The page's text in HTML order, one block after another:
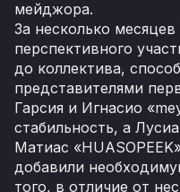
мейджора.
За несколько
перспективного
до коллектива,
представителями
Гарсия и Игнасио
стабильность, а
Матиас
добавили
того, в отличие от